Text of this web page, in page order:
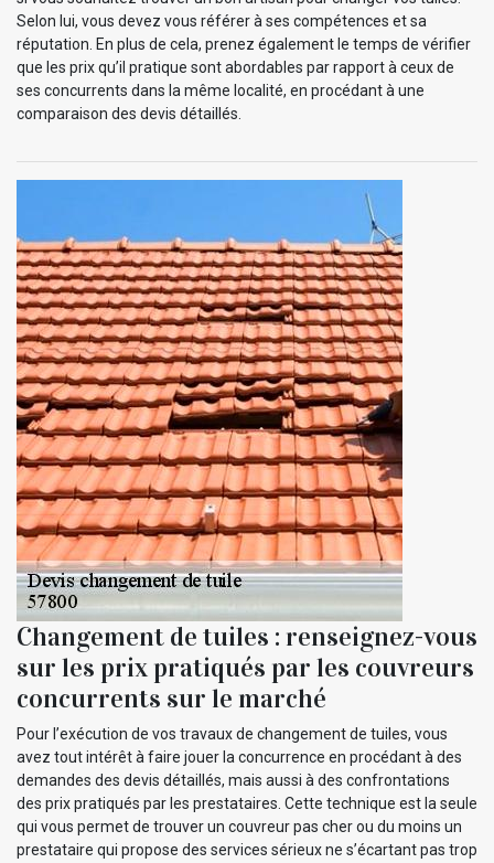
Selon lui, vous devez vous référer à ses compétences et sa
réputation. En plus de cela, prenez également le temps de vérifier
que les prix qu’il pratique sont abordables par rapport à ceux de
ses concurrents dans la même localité, en procédant à une
comparaison des devis détaillés.
Changement de tuiles : renseignez-vous
sur les prix pratiqués par les couvreurs
concurrents sur le marché
Pour l’exécution de vos travaux de changement de tuiles, vous
avez tout intérêt à faire jouer la concurrence en procédant à des
demandes des devis détaillés, mais aussi à des confrontations
des prix pratiqués par les prestataires. Cette technique est la seule
qui vous permet de trouver un couvreur pas cher ou du moins un
prestataire qui propose des services sérieux ne s’écartant pas trop